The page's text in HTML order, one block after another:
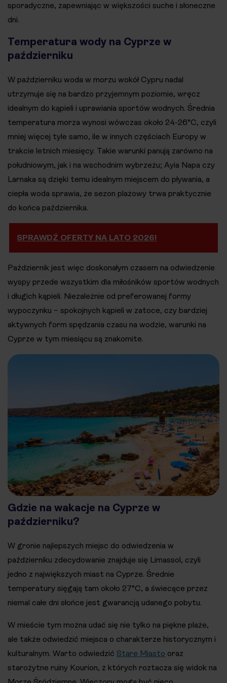
sporadyczne, zapewniając w większości suche i słoneczne
dni.
Temperatura wody na Cyprze w
październiku
W październiku woda w morzu wokół Cypru nadal
utrzymuje się na bardzo przyjemnym poziomie, wręcz
idealnym do kąpieli i uprawiania sportów wodnych. Średnia
temperatura morza wynosi wówczas około 24-26°C, czyli
mniej więcej tyle samo, ile w innych częściach Europy w
trakcie letnich miesięcy. Takie warunki panują zarówno na
południowym, jak i na wschodnim wybrzeżu; Ayia Napa czy
Larnaka są dzięki temu idealnym miejscem do pływania, a
ciepła woda sprawia, że sezon plażowy trwa praktycznie
do końca października.
SPRAWDŹ OFERTY NA LATO 2026!
Październik jest więc doskonałym czasem na odwiedzenie
wyspy przede wszystkim dla miłośników sportów wodnych
i długich kąpieli. Niezależnie od preferowanej formy
wypoczynku – spokojnych kąpieli w zatoce, czy bardziej
aktywnych form spędzania czasu na wodzie, warunki na
Cyprze w tym miesiącu są znakomite.
Gdzie na wakacje na Cyprze w
październiku?
W gronie najlepszych miejsc do odwiedzenia w
październiku zdecydowanie znajduje się Limassol, czyli
jedno z największych miast na Cyprze. Średnie
temperatury sięgają tam około 27°C, a świecące przez
niemal całe dni słońce jest gwarancją udanego pobytu.
W mieście tym można udać się nie tylko na piękne plaże,
ale także odwiedzić miejsca o charakterze historycznym i
kulturalnym. Warto odwiedzić Stare Miasto oraz
starożytne ruiny Kourion, z których roztacza się widok na